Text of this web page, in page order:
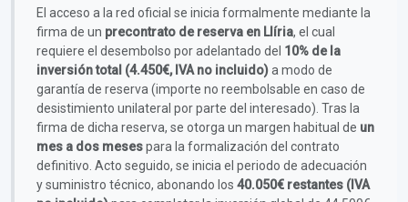
El acceso a la red oficial se inicia formalmente mediante la
firma de un precontrato de reserva en Llíria, el cual
requiere el desembolso por adelantado del 10% de la
inversión total (4.450€, IVA no incluido)a modo de
garantía de reserva (importe no reembolsable en caso de
desistimiento unilateral por parte del interesado). Tras la
firma de dicha reserva, se otorga un margen habitual de un
mes a dos mesespara la formalización del contrato
definitivo. Acto seguido, se inicia el periodo de adecuación
y suministro técnico, abonando los 40.050€ restantes (IVA